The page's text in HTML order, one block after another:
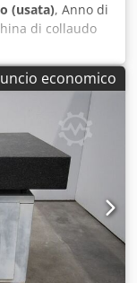
(usata), Anno di
di collaudo
sistema di
Keyence
di
Y/Z: ca.
controllo:
a settori.
in loco.
economico